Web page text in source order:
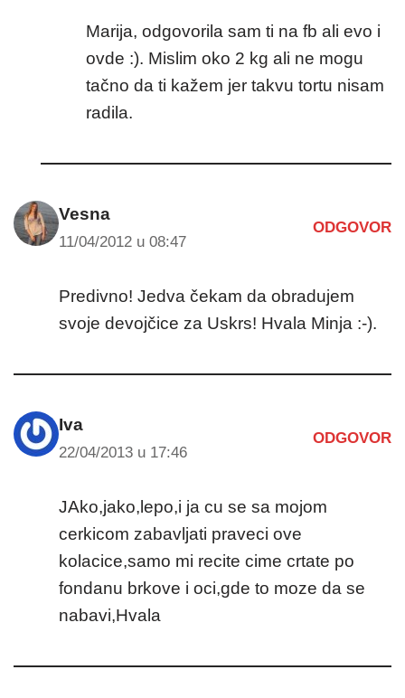
Marija, odgovorila sam ti na fb ali evo i
ovde :). Mislim oko 2 kg ali ne mogu
tačno da ti kažem jer takvu tortu nisam
radila.
Vesna
11/04/2012 u 08:47
ODGOVOR
Predivno! Jedva čekam da obradujem
svoje devojčice za Uskrs! Hvala Minja :-).
Iva
22/04/2013 u 17:46
ODGOVOR
JAko,jako,lepo,i ja cu se sa mojom
cerkicom zabavljati praveci ove
kolacice,samo mi recite cime crtate po
fondanu brkove i oci,gde to moze da se
nabavi,Hvala